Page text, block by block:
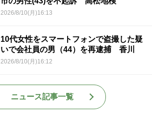
2026/8/10(月)16:13
10代女性をスマートフォンで盗撮した疑
いで会社員の男（44）を再逮捕 香川
2026/8/10(月)16:12
ニュース記事一覧